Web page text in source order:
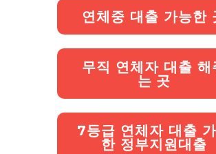
연체중 대출 가능한
무직 연체자 대출 해
는 곳
7등급 연체자 대출
한 정부지원대출